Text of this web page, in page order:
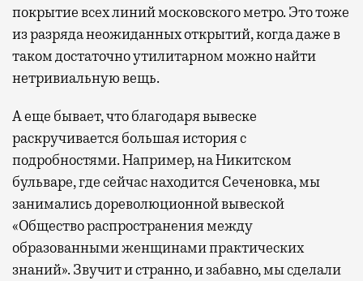
покрытие всех линий московского метро. Это тоже
из разряда неожиданных открытий, когда даже в
таком достаточно утилитарном можно найти
нетривиальную вещь.
А еще бывает, что благодаря вывеске
раскручивается большая история с
подробностями. Например, на Никитском
бульваре, где сейчас находится Сеченовка, мы
занимались дореволюционной вывеской
«Общество распространения между
образованными женщинами практических
знаний». Звучит и странно, и забавно, мы сделали